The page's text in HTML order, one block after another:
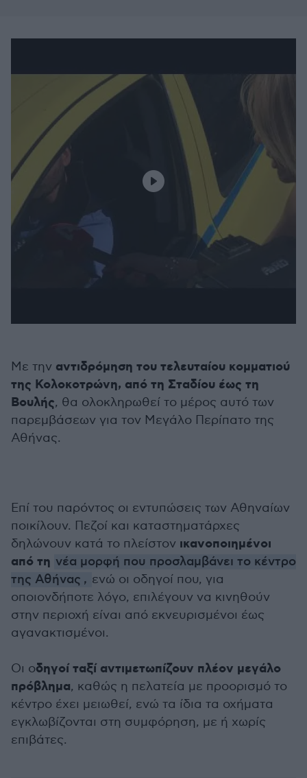
Με την αντιδρόμηση του τελευταίου κομματιού
της Κολοκοτρώνη, από τη Σταδίου έως τη
Βουλής, θα ολοκληρωθεί το μέρος αυτό των
παρεμβάσεων για τον Μεγάλο Περίπατο της
Αθήνας.
Επί του παρόντος οι εντυπώσεις των Αθηναίων
ποικίλουν. Πεζοί και καταστηματάρχες
δηλώνουν κατά το πλείστον ικανοποιημένοι
από τη νέα μορφή που προσλαμβάνει το κέντρο
της Αθήνας , ενώ οι οδηγοί που, για
οποιονδήποτε λόγο, επιλέγουν να κινηθούν
στην περιοχή είναι από εκνευρισμένοι έως
αγανακτισμένοι.
Οι οδηγοί ταξί αντιμετωπίζουν πλέον μεγάλο
πρόβλημα, καθώς η πελατεία με προορισμό το
κέντρο έχει μειωθεί, ενώ τα ίδια τα οχήματα
εγκλωβίζονται στη συμφόρηση, με ή χωρίς
επιβάτες.